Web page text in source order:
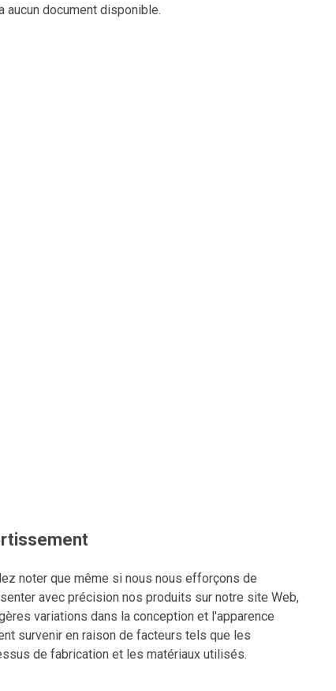
aucun document disponible.
noter que même si nous nous efforçons de
avec précision nos produits sur notre site Web,
variations dans la conception et l'apparence
survenir en raison de facteurs tels que les
de fabrication et les matériaux utilisés.